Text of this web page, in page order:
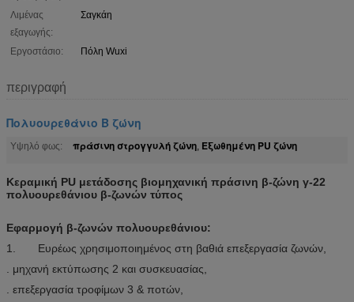
Λιμένας
εξαγωγής:
Σαγκάη
Εργοστάσιο: Πόλη Wuxi
περιγραφή
Πολυουρεθάνιο Β ζώνη
Υψηλό φως: πράσινη στρογγυλή ζώνη, Εξωθημένη PU ζώνη
Κεραμική PU μετάδοσης βιομηχανική πράσινη β-ζώνη γ-22
πολυουρεθάνιου β-ζωνών τύπος
Εφαρμογή β-ζωνών πολυουρεθάνιου:
1. Ευρέως χρησιμοποιημένος στη βαθιά επεξεργασία ζωνών,
. μηχανή εκτύπωσης 2 και συσκευασίας,
. επεξεργασία τροφίμων 3 & ποτών,